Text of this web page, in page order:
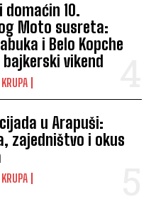
domaćin 10.
Moto susreta:
i Belo Kopche
vikend
u Arapuši:
zajedništvo i okus